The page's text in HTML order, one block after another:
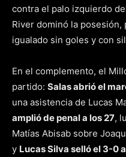
contra el palo izquierdo
River dominó la posesión,
igualado sin goles y con
En el complemento, el
partido: Salas abrió el
una asistencia de Lucas
amplió de penal a los 27,
Matías Abisab sobre
y Lucas Silva selló el 3-0